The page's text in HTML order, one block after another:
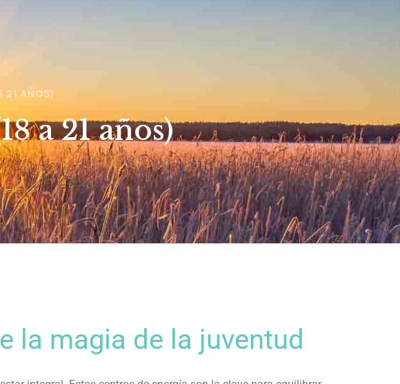
21 AÑOS)
a 21 años)
la magia de la juventud